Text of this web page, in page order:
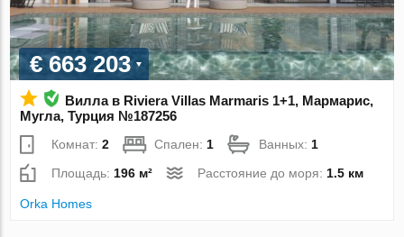
€ 663 203
Вилла в Riviera Villas Marmaris 1+1, Мармарис,
Мугла, Турция №187256
Комнат:2 Спален: 1 Ванных: 1
Площадь: 196 м² Расстояние до моря: 1.5 км
Orka Homes